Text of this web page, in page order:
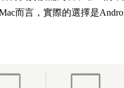
而言，實際的選擇是